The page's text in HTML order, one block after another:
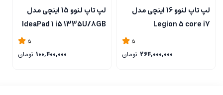
لپ تاپ لنوو 16 اینچی مدل
Legion 5 core i7
13650HX/16GB RAM/1TB
SSD/RTX5050 8GB
5
264,000,000 تومان
لپ تاپ لنوو 15 اینچی مدل
IdeaPad 1 i5 1335U/8GB
RAM/ 512GB SSD/intel
5
100,400,000 تومان